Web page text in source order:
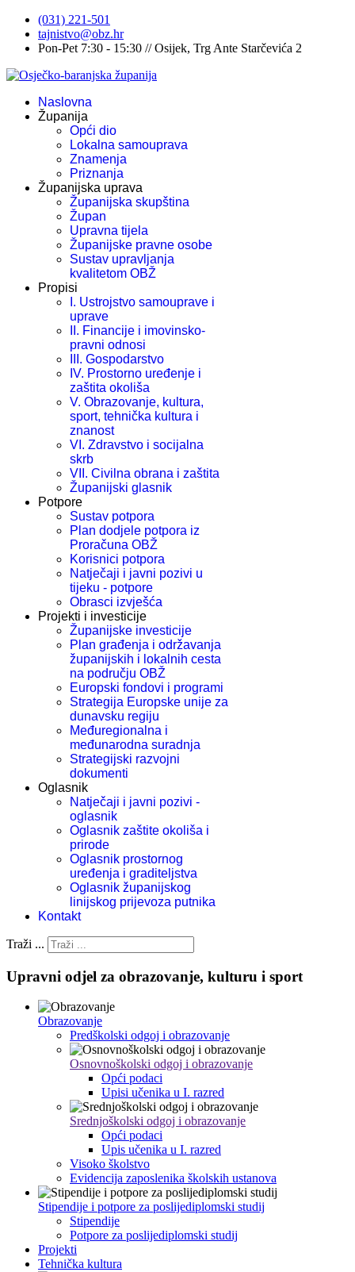
(031) 221-501
tajnistvo@obz.hr
Pon-Pet 7:30 - 15:30 // Osijek, Trg Ante Starčevića 2
Naslovna
Županija
Opći dio
Lokalna samouprava
Znamenja
Priznanja
Županijska uprava
Županijska skupština
Župan
Upravna tijela
Županijske pravne osobe
Sustav upravljanja
kvalitetom OBŽ
Propisi
I. Ustrojstvo samouprave i
uprave
II. Financije i imovinsko-
pravni odnosi
III. Gospodarstvo
IV. Prostorno uređenje i
zaštita okoliša
V. Obrazovanje, kultura,
sport, tehnička kultura i
znanost
VI. Zdravstvo i socijalna
skrb
VII. Civilna obrana i zaštita
Županijski glasnik
Potpore
Sustav potpora
Plan dodjele potpora iz
Proračuna OBŽ
Korisnici potpora
Natječaji i javni pozivi u
tijeku - potpore
Obrasci izvješća
Projekti i investicije
Županijske investicije
Plan građenja i održavanja
županijskih i lokalnih cesta
na području OBŽ
Europski fondovi i programi
Strategija Europske unije za
dunavsku regiju
Međuregionalna i
međunarodna suradnja
Strategijski razvojni
dokumenti
Oglasnik
Natječaji i javni pozivi -
oglasnik
Oglasnik zaštite okoliša i
prirode
Oglasnik prostornog
uređenja i graditeljstva
Oglasnik županijskog
linijskog prijevoza putnika
Kontakt
Traži ...
Upravni odjel za obrazovanje, kulturu i sport
Obrazovanje
Predškolski odgoj i obrazovanje
Osnovnoškolski odgoj i obrazovanje
Opći podaci
Upisi učenika u I. razred
Srednjoškolski odgoj i obrazovanje
Opći podaci
Upis učenika u I. razred
Visoko školstvo
Evidencija zaposlenika školskih ustanova
Stipendije i potpore za poslijediplomski studij
Stipendije
Potpore za poslijediplomski studij
Projekti
Tehnička kultura